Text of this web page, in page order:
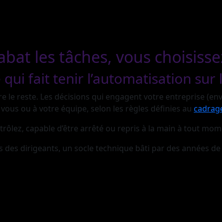
les tâches, vous
fait tenir l’automatisation sur
reste. Les décisions qui engagent votre entreprise
ou à votre équipe, selon les règles définies au
capable d’être arrêté ou repris à la main à tout
dirigeants, un socle technique bâti par des années